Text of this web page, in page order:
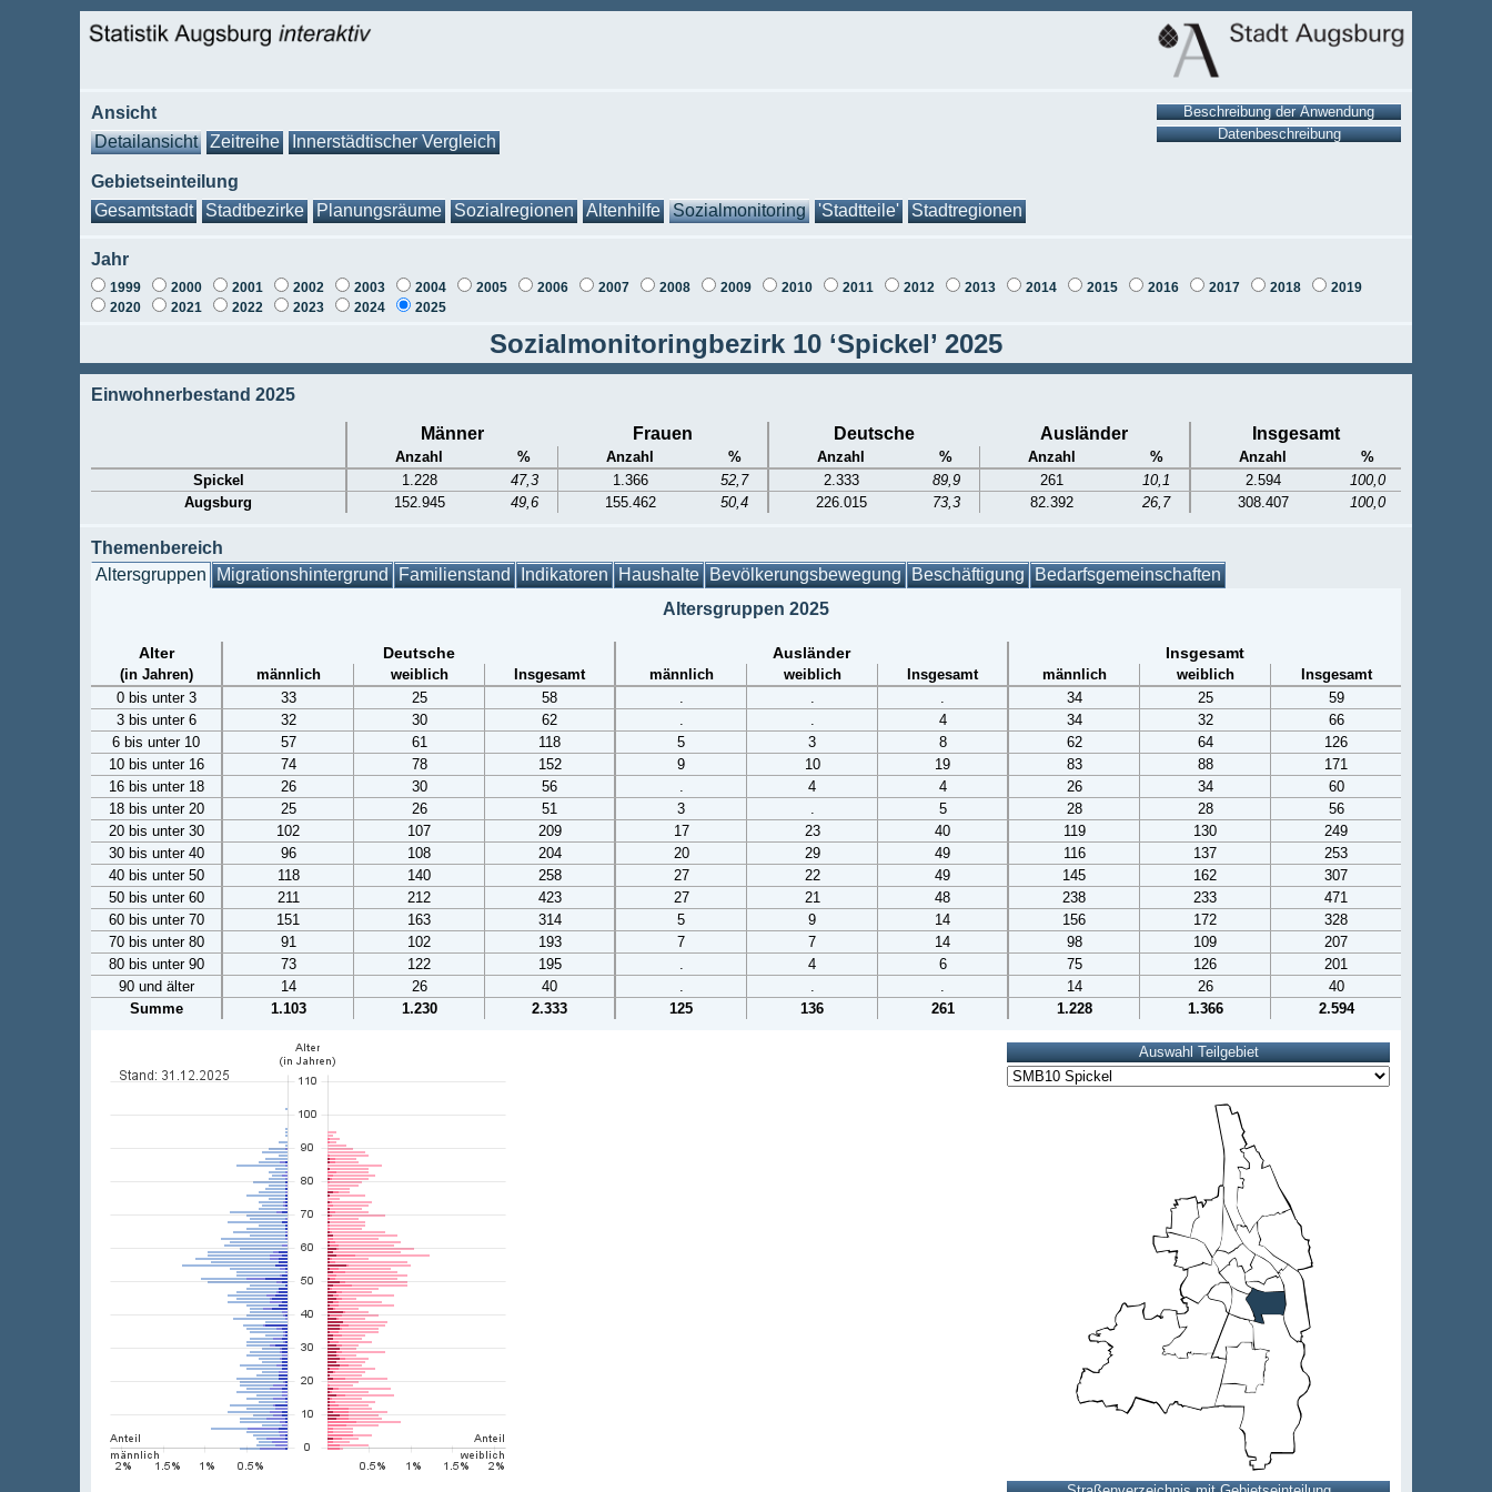
Ansicht
Detailansicht
Zeitreihe Innerstädtischer Vergleich
Gebietseinteilung
Gesamtstadt
Stadtbezirke Planungsräume Sozialregionen Altenhilfe Sozialmonitoring 'Stadtteile' Stadtregionen
Jahr
1999 2000 2001 2002 2003 2004 2005 2006 2007 2008 2009 2010 2011 2012 2013 2014 2015 2016 2017 2018
2019
2020
2021 2022 2023 2024 2025
Sozialmonitoringbezirk 10 ‘Spickel’ 2025
Einwohnerbestand 2025
Männer Frauen Deutsche Ausländer Insgesamt
Anzahl % Anzahl % Anzahl % Anzahl % Anzahl
%
Spickel
1.228 47,3 1.366 52,7 2.333 89,9 261 10,1 2.594
100,0
Augsburg
152.945 49,6 155.462 50,4 226.015 73,3 82.392 26,7 308.407 100,0
Themenbereich
Altersgruppen Migrationshintergrund Familienstand Indikatoren Haushalte Bevölkerungsbewegung Beschäftigung Bedarfsgemeinschaften
Altersgruppen 2025
Alter Deutsche Ausländer Insgesamt
(in Jahren) männlich weiblich Insgesamt männlich weiblich Insgesamt männlich weiblich
Insgesamt
0 bis unter 3
33 25 58 . . . 34 25
59
3 bis unter 6
32 30 62 . . 4 34 32
66
6 bis unter 10
57 61 118 5 3 8 62 64
126
10 bis unter 16
74 78 152 9 10 19 83 88
171
16 bis unter 18
26 30 56 . 4 4 26 34
60
18 bis unter 20
25 26 51 3 . 5 28 28
56
20 bis unter 30
102 107 209 17 23 40 119 130
249
30 bis unter 40
96 108 204 20 29 49 116 137
253
40 bis unter 50
118 140 258 27 22 49 145 162
307
50 bis unter 60
211 212 423 27 21 48 238 233
471
60 bis unter 70
151 163 314 5 9 14 156 172
328
70 bis unter 80
91 102 193 7 7 14 98 109
207
80 bis unter 90
73 122 195 . 4 6 75 126
201
90 und älter
14 26 40 . . . 14 26
40
Summe
1.103 1.230 2.333 125 136 261 1.228 1.366 2.594